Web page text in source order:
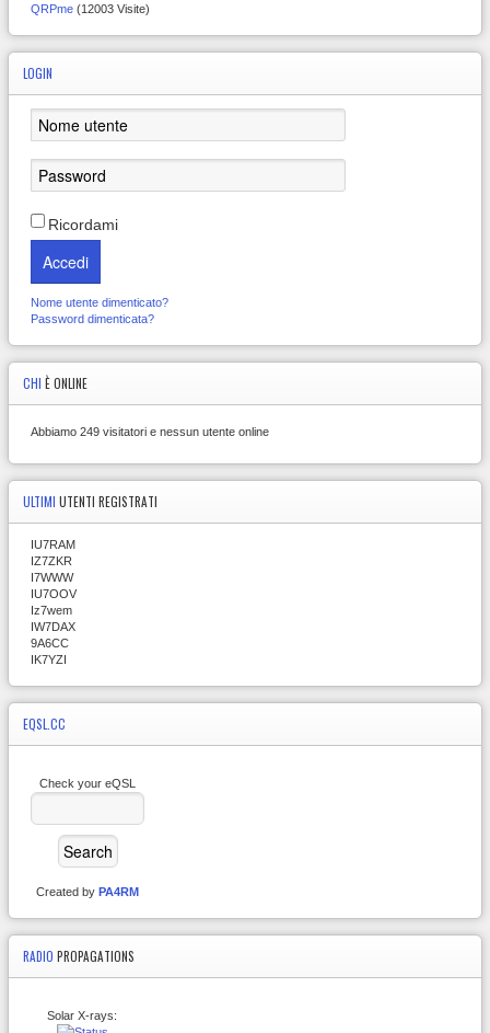
QRPme (12003 Visite)
LOGIN
Ricordami
Accedi
Nome utente dimenticato?
Password dimenticata?
CHI È ONLINE
Abbiamo 249 visitatori e nessun utente online
ULTIMI UTENTI REGISTRATI
IU7RAM
IZ7ZKR
I7WWW
IU7OOV
Iz7wem
IW7DAX
9A6CC
IK7YZI
EQSL.CC
Check your eQSL
Created by PA4RM
RADIO PROPAGATIONS
Solar X-rays: